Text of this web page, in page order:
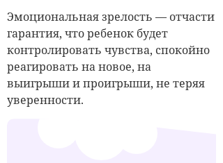
Эмоциональная зрелость — отчасти
гарантия, что ребенок будет
контролировать чувства, спокойно
реагировать на новое, на
выигрыши и проигрыши, не теряя
уверенности.